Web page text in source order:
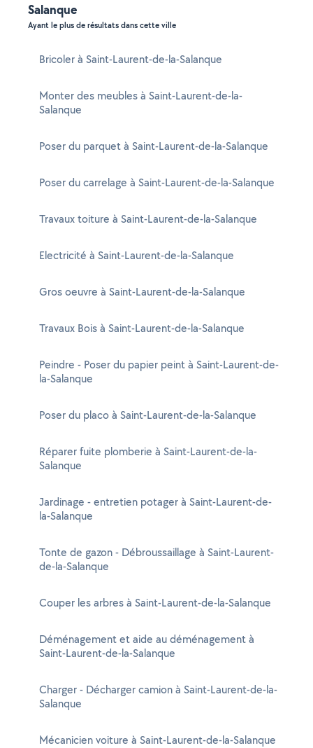
Salanque
Ayant le plus de résultats dans cette ville
Bricoler à Saint-Laurent-de-la-Salanque
Monter des meubles à Saint-Laurent-de-la-
Salanque
Poser du parquet à Saint-Laurent-de-la-Salanque
Poser du carrelage à Saint-Laurent-de-la-Salanque
Travaux toiture à Saint-Laurent-de-la-Salanque
Electricité à Saint-Laurent-de-la-Salanque
Gros oeuvre à Saint-Laurent-de-la-Salanque
Travaux Bois à Saint-Laurent-de-la-Salanque
Peindre - Poser du papier peint à Saint-Laurent-de-
la-Salanque
Poser du placo à Saint-Laurent-de-la-Salanque
Réparer fuite plomberie à Saint-Laurent-de-la-
Salanque
Jardinage - entretien potager à Saint-Laurent-de-
la-Salanque
Tonte de gazon - Débroussaillage à Saint-Laurent-
de-la-Salanque
Couper les arbres à Saint-Laurent-de-la-Salanque
Déménagement et aide au déménagement à
Saint-Laurent-de-la-Salanque
Charger - Décharger camion à Saint-Laurent-de-la-
Salanque
Mécanicien voiture à Saint-Laurent-de-la-Salanque